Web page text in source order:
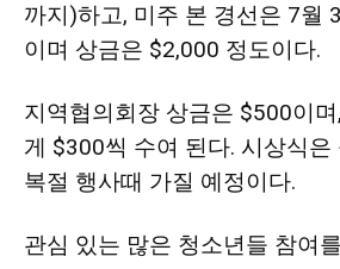
(PA/NJ/DE)
까지)하고, 미주 본 경선은 7월
이며 상금은 $2,000 정도이다.
지역협의회장 상금은 $500이며,
게 $300씩 수여 된다. 시상식은
복절 행사때 가질 예정이다.
관심 있는 많은 청소년들 참여